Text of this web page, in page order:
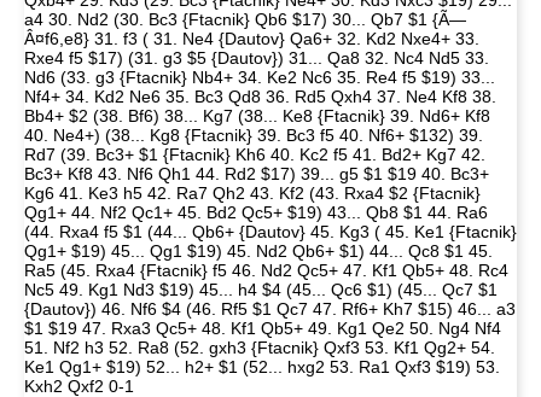
a4 30. Nd2 (30. Bc3 {Ftacnik} Qb6 $17) 30... Qb7 $1 {Ã—
Â¤f6,e8} 31. f3 ( 31. Ne4 {Dautov} Qa6+ 32. Kd2 Nxe4+ 33.
Rxe4 f5 $17) (31. g3 $5 {Dautov}) 31... Qa8 32. Nc4 Nd5 33.
Nd6 (33. g3 {Ftacnik} Nb4+ 34. Ke2 Nc6 35. Re4 f5 $19) 33...
Nf4+ 34. Kd2 Ne6 35. Bc3 Qd8 36. Rd5 Qxh4 37. Ne4 Kf8 38.
Bb4+ $2 (38. Bf6) 38... Kg7 (38... Ke8 {Ftacnik} 39. Nd6+ Kf8
40. Ne4+) (38... Kg8 {Ftacnik} 39. Bc3 f5 40. Nf6+ $132) 39.
Rd7 (39. Bc3+ $1 {Ftacnik} Kh6 40. Kc2 f5 41. Bd2+ Kg7 42.
Bc3+ Kf8 43. Nf6 Qh1 44. Rd2 $17) 39... g5 $1 $19 40. Bc3+
Kg6 41. Ke3 h5 42. Ra7 Qh2 43. Kf2 (43. Rxa4 $2 {Ftacnik}
Qg1+ 44. Nf2 Qc1+ 45. Bd2 Qc5+ $19) 43... Qb8 $1 44. Ra6
(44. Rxa4 f5 $1 (44... Qb6+ {Dautov} 45. Kg3 ( 45. Ke1 {Ftacnik}
Qg1+ $19) 45... Qg1 $19) 45. Nd2 Qb6+ $1) 44... Qc8 $1 45.
Ra5 (45. Rxa4 {Ftacnik} f5 46. Nd2 Qc5+ 47. Kf1 Qb5+ 48. Rc4
Nc5 49. Kg1 Nd3 $19) 45... h4 $4 (45... Qc6 $1) (45... Qc7 $1
{Dautov}) 46. Nf6 $4 (46. Rf5 $1 Qc7 47. Rf6+ Kh7 $15) 46... a3
$1 $19 47. Rxa3 Qc5+ 48. Kf1 Qb5+ 49. Kg1 Qe2 50. Ng4 Nf4
51. Nf2 h3 52. Ra8 (52. gxh3 {Ftacnik} Qxf3 53. Kf1 Qg2+ 54.
Ke1 Qg1+ $19) 52... h2+ $1 (52... hxg2 53. Ra1 Qxf3 $19) 53.
Kxh2 Qxf2 0-1